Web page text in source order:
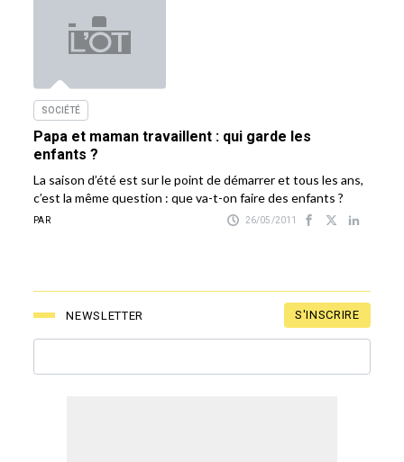
SOCIÉTÉ
Papa et maman travaillent : qui garde les
enfants ?
La saison d’été est sur le point de démarrer et tous les ans,
c’est la même question : que va-t-on faire des enfants ?
PAR 26/05/2011
NEWSLETTER S'INSCRIRE